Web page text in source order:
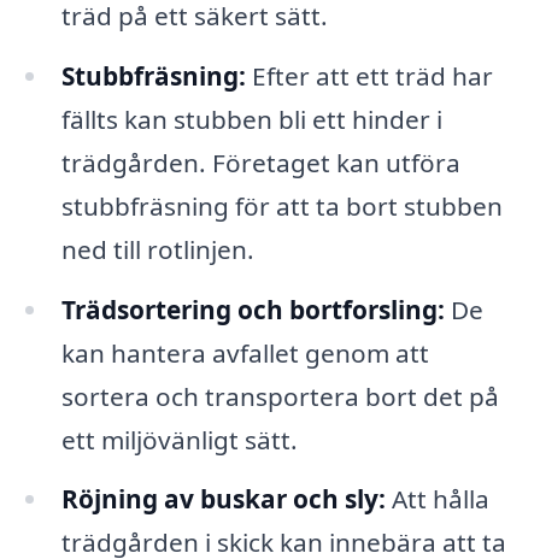
träd på ett säkert sätt.
Stubbfräsning: Efter att ett träd har
fällts kan stubben bli ett hinder i
trädgården. Företaget kan utföra
stubbfräsning för att ta bort stubben
ned till rotlinjen.
Trädsortering och bortforsling: De
kan hantera avfallet genom att
sortera och transportera bort det på
ett miljövänligt sätt.
Röjning av buskar och sly: Att hålla
trädgården i skick kan innebära att ta